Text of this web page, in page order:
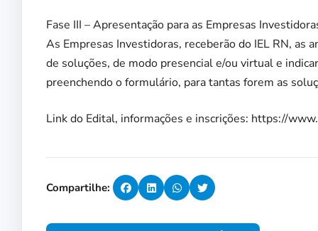
Fase III – Apresentação para as Empresas
As Empresas Investidoras, receberão do IEL RN,
de soluções, de modo presencial e/ou virtual e
preenchendo o formulário, para tantas forem as
Link do Edital, informações e inscrições: https://
Compartilhe: